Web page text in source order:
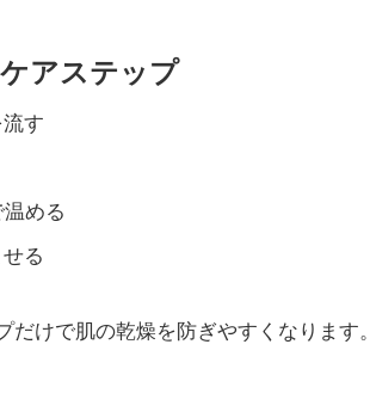
アステップ
す
める
る
けで肌の乾燥を防ぎやすくなります。